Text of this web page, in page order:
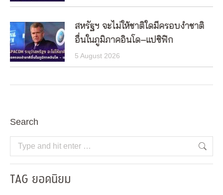
สหรัฐฯ จะไม่ให้ชาติใดมีครอบงำชาติ
อื่นในภูมิภาคอินโด–แปซิฟิก
5 August 2026
Search
Search:
TAG ยอดนิยม